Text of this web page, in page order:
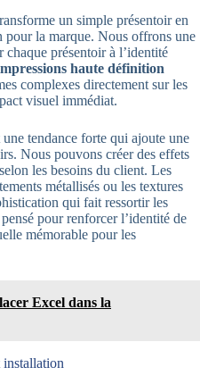
un simple présentoir en
la marque. Nous offrons une
chaque présentoir à l’identité
haute définition
complexes directement sur les
visuel immédiat.
une tendance forte qui ajoute une
Nous pouvons créer des effets
les besoins du client. Les
métallisés ou les textures
qui fait ressortir les
pour renforcer l’identité de
mémorable pour les
Excel dans la